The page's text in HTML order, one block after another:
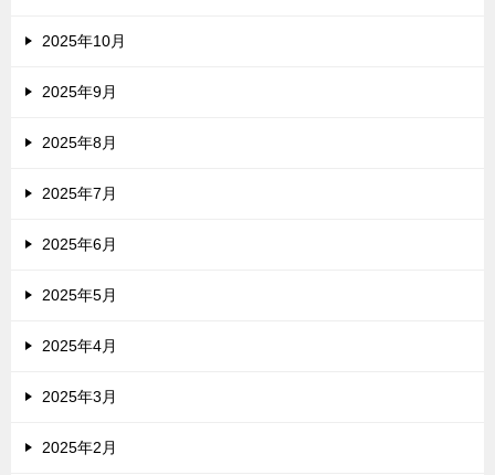
2025年10月
2025年9月
2025年8月
2025年7月
2025年6月
2025年5月
2025年4月
2025年3月
2025年2月